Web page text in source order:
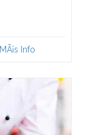
MÃ¡s Info